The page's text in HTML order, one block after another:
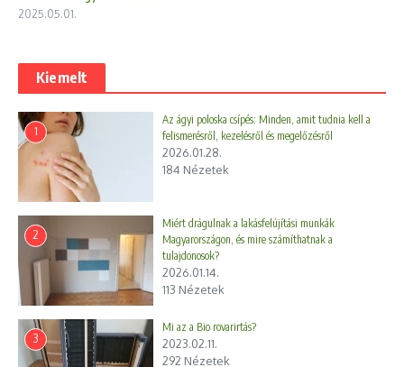
2025.05.01.
Kiemelt
1
Az ágyi poloska csípés: Minden, amit tudnia kell a
felismerésről, kezelésről és megelőzésről
2026.01.28.
184 Nézetek
2
Miért drágulnak a lakásfelújítási munkák
Magyarországon, és mire számíthatnak a
tulajdonosok?
2026.01.14.
113 Nézetek
3
Mi az a Bio rovarirtás?
2023.02.11.
292 Nézetek